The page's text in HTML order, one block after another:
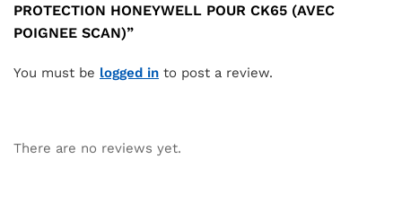
PROTECTION HONEYWELL POUR CK65 (AVEC
POIGNEE SCAN)”
You must be logged in to post a review.
There are no reviews yet.